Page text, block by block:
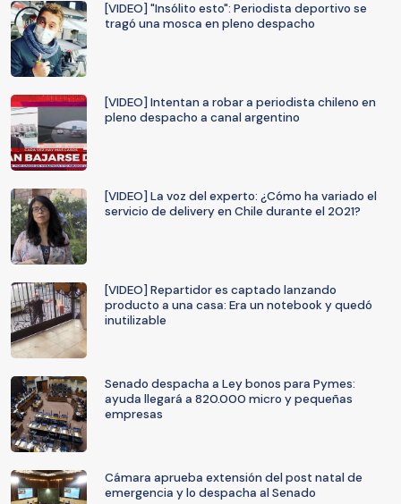
[VIDEO] "Insólito esto": Periodista deportivo se
tragó una mosca en pleno despacho
[VIDEO] Intentan a robar a periodista chileno en
pleno despacho a canal argentino
[VIDEO] La voz del experto: ¿Cómo ha variado el
servicio de delivery en Chile durante el 2021?
[VIDEO] Repartidor es captado lanzando
producto a una casa: Era un notebook y quedó
inutilizable
Senado despacha a Ley bonos para Pymes:
ayuda llegará a 820.000 micro y pequeñas
empresas
Cámara aprueba extensión del post natal de
emergencia y lo despacha al Senado